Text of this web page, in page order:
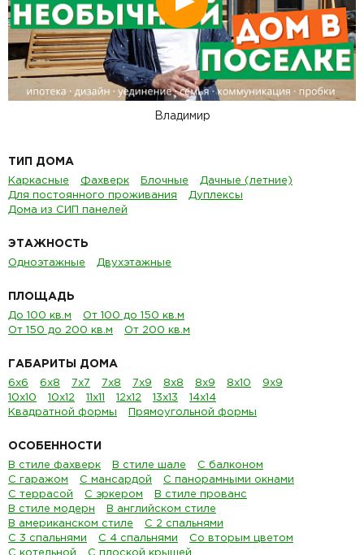
Владимир
ТИП ДОМА
Каркасные Фахверк Блочные
Дачные (летние)
Для постоянного проживания
Дуплексы
Дома из СИП панелей
ЭТАЖНОСТЬ
Одноэтажные Двухэтажные
ПЛОЩАДЬ
До 100 кв.м
От 100 до 150 кв.м
От 150 до 200 кв.м
От 200 кв.м
ГАБАРИТЫ ДОМА
6х6 6х8 7х7 7х8 7х9 8х8 8х9 8х10
9х9
10х10
10х12 11х11 12х12 13х13
14х14
Квадратной формы
Прямоугольной формы
ОСОБЕННОСТИ
В стиле фахверк В стиле шале
С балконом
С гаражом
С мансардой
С панорамными окнами
С террасой
С эркером
В стиле прованс
В стиле модерн
В английском стиле
В американском стиле
С 2 спальнями
С 3 спальнями
С 4 спальнями
Со вторым цветом
С котельной
С плоской крышей